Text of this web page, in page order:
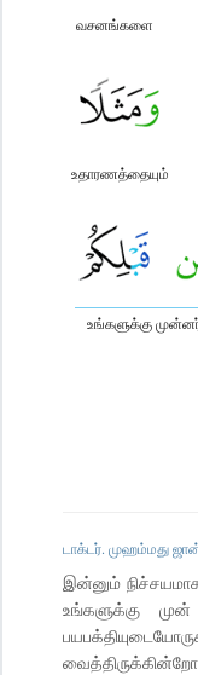
வசனங்களை
உதாரணத்தையும்
உங்களுக்கு
டாக்டர். முஹம்மது
இன்னும்
உங்களுக்கு